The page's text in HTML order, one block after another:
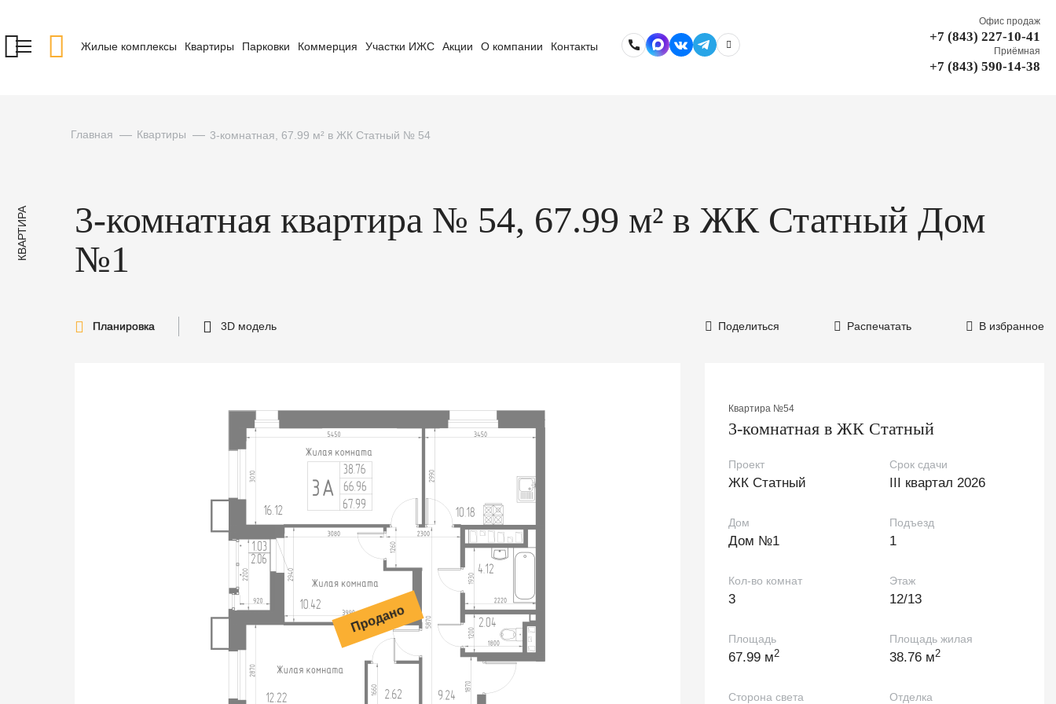
Жилые комплексы Квартиры Парковки Коммерция Участки ИЖС Акции О компании Контакты
Офис продаж
+7 (843) 227-10-41
Приёмная
+7 (843) 590-14-38
Главная Квартиры 3-комнатная, 67.99 м² в ЖК Статный № 54
КВАРТИРА
3-комнатная квартира № 54, 67.99 м² в ЖК Статный Дом
№1
Планировка 3D модель
Продано
Поделиться Распечатать В избранное
Квартира №54
3-комнатная в ЖК Статный
Проект
ЖК Статный
Срок сдачи
III квартал 2026
Дом
Дом №1
Подъезд
1
Кол-во комнат
3
Этаж
12/13
Площадь
67.99 м2
Площадь жилая
38.76 м2
Сторона света Отделка